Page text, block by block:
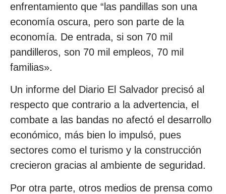
enfrentamiento que “las pandillas son una
economía oscura, pero son parte de la
economía. De entrada, si son 70 mil
pandilleros, son 70 mil empleos, 70 mil
familias».
Un informe del Diario El Salvador precisó al
respecto que contrario a la advertencia, el
combate a las bandas no afectó el desarrollo
económico, más bien lo impulsó, pues
sectores como el turismo y la construcción
crecieron gracias al ambiente de seguridad.
Por otra parte, otros medios de prensa como